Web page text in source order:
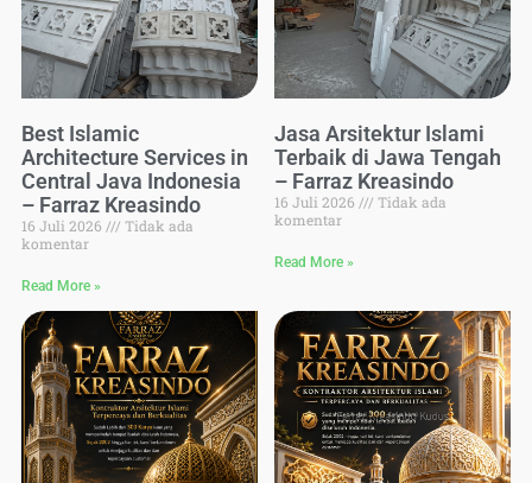
Best Islamic
Architecture Services in
Central Java Indonesia
– Farraz Kreasindo
16 Juli 2026
Tidak ada
komentar
Read More »
Jasa Arsitektur Islami
Terbaik di Jawa Tengah
– Farraz Kreasindo
16 Juli 2026
Tidak ada
komentar
Read More »